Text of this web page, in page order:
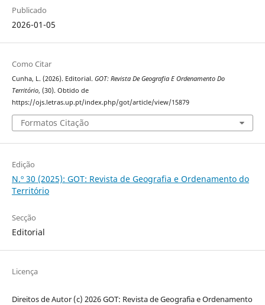
Publicado
2026-01-05
Como Citar
Cunha, L. (2026). Editorial. GOT: Revista De Geografia E Ordenamento Do
Território, (30). Obtido de
https://ojs.letras.up.pt/index.php/got/article/view/15879
Formatos Citação
Edição
N.º 30 (2025): GOT: Revista de Geografia e Ordenamento do
Território
Secção
Editorial
Licença
Direitos de Autor (c) 2026 GOT: Revista de Geografia e Ordenamento